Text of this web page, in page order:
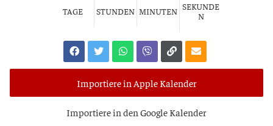
TAGE STUNDEN MINUTEN SEKUNDE
N
Importiere in Apple Kalender
Impor­tie­re in den Goog­le Kalender